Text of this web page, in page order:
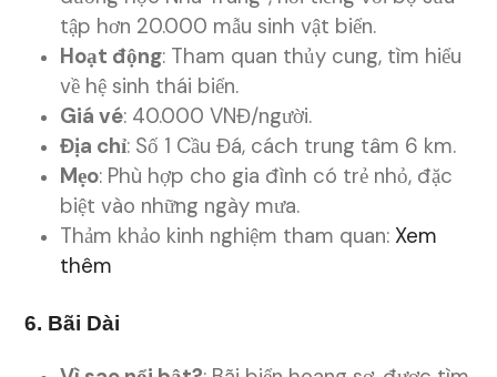
tập hơn 20.000 mẫu sinh vật biển.
Hoạt động: Tham quan thủy cung, tìm hiểu
về hệ sinh thái biển.
Giá vé: 40.000 VNĐ/người.
Địa chỉ: Số 1 Cầu Đá, cách trung tâm 6 km.
Mẹo: Phù hợp cho gia đình có trẻ nhỏ, đặc
biệt vào những ngày mưa.
Thảm khảo kinh nghiệm tham quan: Xem
thêm
6. Bãi Dài